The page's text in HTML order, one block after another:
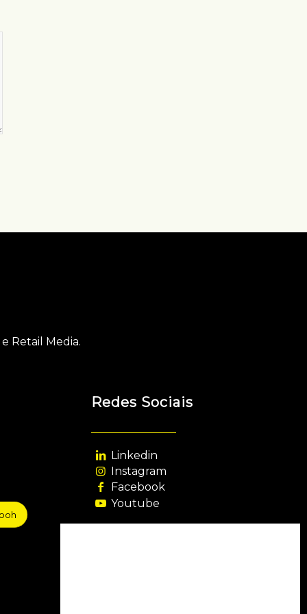
Retail Media.
Redes Sociais
Linkedin
Instagram
Facebook
Youtube